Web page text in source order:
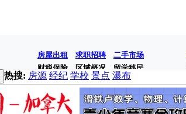
房屋出租 求职招聘
二手市场
财税保险
区域概况 留学移民
热搜: 房源 经纪 学校 景点 瀑布